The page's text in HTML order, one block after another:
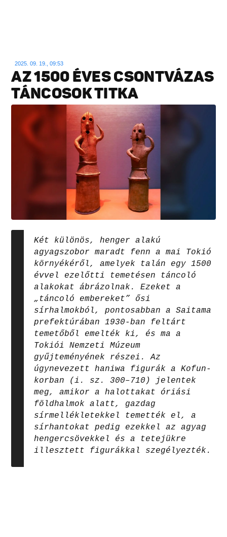
2025. 09. 19., 09:53
AZ 1500 ÉVES CSONTVÁZAS
TÁNCOSOK TITKA
Két különös, henger alakú
agyagszobor maradt fenn a mai Tokió
környékéről, amelyek talán egy 1500
évvel ezelőtti temetésen táncoló
alakokat ábrázolnak. Ezeket a
„táncoló embereket” ősi
sírhalmokból, pontosabban a Saitama
prefektúrában 1930-ban feltárt
temetőből emelték ki, és ma a
Tokiói Nemzeti Múzeum
gyűjteményének részei. Az
úgynevezett haniwa figurák a Kofun-
korban (i. sz. 300–710) jelentek
meg, amikor a halottakat óriási
földhalmok alatt, gazdag
sírmellékletekkel temették el, a
sírhantokat pedig ezekkel az agyag
hengercsövekkel és a tetejükre
illesztett figurákkal szegélyezték.